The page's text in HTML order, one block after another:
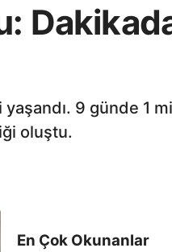
9 günde 1
oluştu.
En Çok Okunanlar